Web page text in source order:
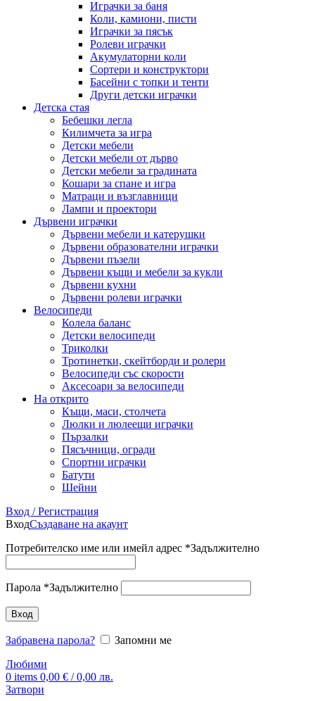
Играчки за баня
Коли, камиони, писти
Играчки за пясък
Ролеви играчки
Акумулаторни коли
Сортери и конструктори
Басейни с топки и тенти
Други детски играчки
Детска стая
Бебешки легла
Килимчета за игра
Детски мебели
Детски мебели от дърво
Детски мебели за градината
Кошари за спане и игра
Матраци и възглавници
Лампи и проектори
Дървени играчки
Дървени мебели и катерушки
Дървени образователни играчки
Дървени пъзели
Дървени къщи и мебели за кукли
Дървени кухни
Дървени ролеви играчки
Велосипеди
Колела баланс
Детски велосипеди
Триколки
Тротинетки, скейтборди и ролери
Велосипеди със скорости
Аксесоари за велосипеди
На открито
Къщи, маси, столчета
Люлки и люлеещи играчки
Пързалки
Пясъчници, огради
Спортни играчки
Батути
Шейни
Вход / Регистрация
ВходСъздаване на акаунт
Потребителско име или имейл адрес *Задължително
Парола *Задължително
Вход
Забравена парола?
Запомни ме
Любими
0 items 0,00 € / 0,00 лв.
Затвори